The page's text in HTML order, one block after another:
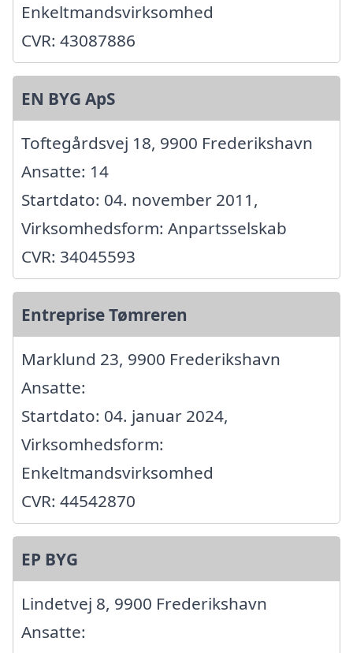
Enkeltmandsvirksomhed
CVR: 43087886
EN BYG ApS
Toftegårdsvej 18, 9900 Frederikshavn
Ansatte: 14
Startdato: 04. november 2011,
Virksomhedsform: Anpartsselskab
CVR: 34045593
Entreprise Tømreren
Marklund 23, 9900 Frederikshavn
Ansatte:
Startdato: 04. januar 2024,
Virksomhedsform:
Enkeltmandsvirksomhed
CVR: 44542870
EP BYG
Lindetvej 8, 9900 Frederikshavn
Ansatte: